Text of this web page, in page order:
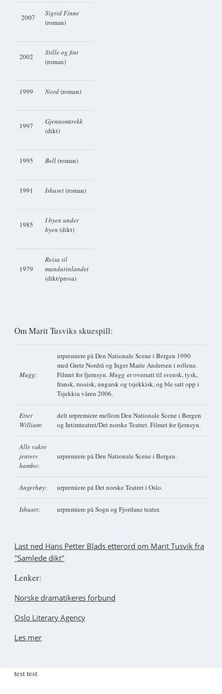
2007
Sigrid Finne
(roman)
2002
Stille og fint
(roman)
1999 Nord(roman)
1997
Gjennomtrekk
(dikt)
1995 Bell(roman)
1991 Ishuset(roman)
1985
I byen under
byen (dikt)
1979
Reisa til
mandarinlandet
(dikt/prosa)
Om Marit Tusviks skuespill:
Mugg:
urpremiere på Den Nationale Scene i Bergen 1990
med Grete Nordrå og Inger Marie Andersen i rollene.
Filmet for fjernsyn. Mugg er oversatt til svensk, tysk,
fransk, russisk, ungarsk og tsjekkisk, og ble satt opp i
Tsjekkia våren 2006.
Etter
William:
delt urpremiere mellom Den Nationale Scene i Bergen
og Intimteatret/Det norske Teatret. Filmet for fjernsyn.
Alle vakre
jenters
hambo:
urpremiere på Den Nationale Scene i Bergen.
Angerhøy: urpremiere på Det norske Teatret i Oslo.
Ishuset: urpremiere på Sogn og Fjordane teater.
Last ned Hans Petter Blads etterord om Marit Tusvik fra
"Samlede dikt"
Lenker:
Norske dramatikeres forbund
Oslo Literary Agency
Les mer
test test